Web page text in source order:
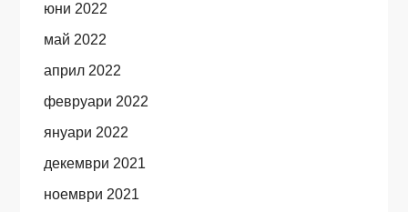
юни 2022
май 2022
април 2022
февруари 2022
януари 2022
декември 2021
ноември 2021